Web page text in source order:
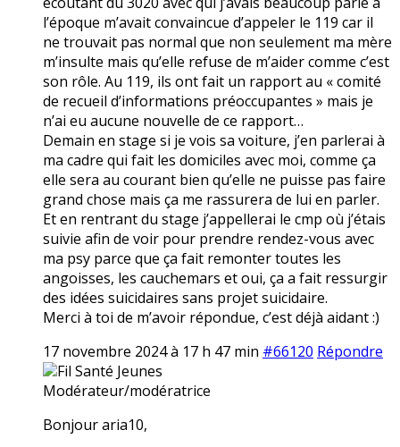
l’époque m’avait convaincue d’appeler le 119 car il
ne trouvait pas normal que non seulement ma mère
m’insulte mais qu’elle refuse de m’aider comme c’est
son rôle. Au 119, ils ont fait un rapport au « comité
de recueil d’informations préoccupantes » mais je
n’ai eu aucune nouvelle de ce rapport…
Demain en stage si je vois sa voiture, j’en parlerai à
ma cadre qui fait les domiciles avec moi, comme ça
elle sera au courant bien qu’elle ne puisse pas faire
grand chose mais ça me rassurera de lui en parler.
Et en rentrant du stage j’appellerai le cmp où j’étais
suivie afin de voir pour prendre rendez-vous avec
ma psy parce que ça fait remonter toutes les
angoisses, les cauchemars et oui, ça a fait ressurgir
des idées suicidaires sans projet suicidaire.
Merci à toi de m’avoir répondue, c’est déjà aidant :)
17 novembre 2024 à 17 h 47 min #66120 Répondre
Fil Santé Jeunes
Modérateur/modératrice
Bonjour aria10,